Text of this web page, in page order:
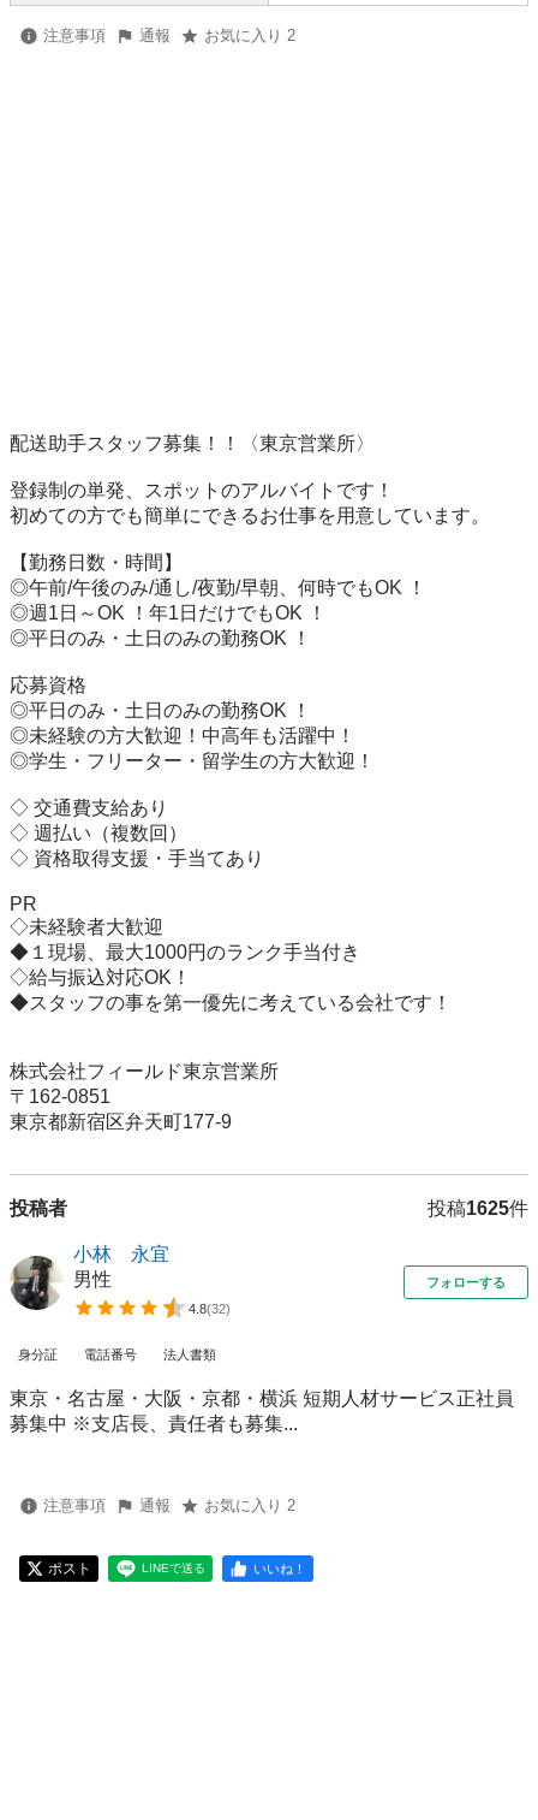
注意事項 通報 お気に入り 2
配送助手スタッフ募集！！〈東京営業所〉
登録制の単発、スポットのアルバイトです！
初めての方でも簡単にできるお仕事を用意しています。
【勤務日数・時間】
◎午前/午後のみ/通し/夜勤/早朝、何時でもOK ！
◎週1日～OK ！年1日だけでもOK ！
◎平日のみ・土日のみの勤務OK ！
応募資格
◎平日のみ・土日のみの勤務OK ！
◎未経験の方大歓迎！中高年も活躍中！
◎学生・フリーター・留学生の方大歓迎！
◇ 交通費支給あり
◇ 週払い（複数回）
◇ 資格取得支援・手当てあり
PR
◇未経験者大歓迎
◆１現場、最大1000円のランク手当付き
◇給与振込対応OK！
◆スタッフの事を第一優先に考えている会社です！
株式会社フィールド東京営業所
〒162-0851
東京都新宿区弁天町177-9
投稿者 投稿1625件
小林 永宜
男性
4.8(32)
フォローする
身分証 電話番号 法人書類
東京・名古屋・大阪・京都・横浜 短期人材サービス正社員
募集中 ※支店長、責任者も募集...
注意事項 通報 お気に入り 2
ポスト LINEで送る いいね！